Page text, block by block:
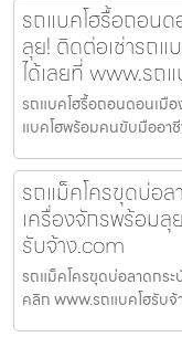
รถแบคโฮรื้อถอนด
ลุย! ติดต่อเช่ารถ
ได้เลยที่ www.รถ
รถแบคโฮรื้อถอนดอนเมือ
แบคโฮพร้อมคนขับมืออา
รถแม็คโครขุดบ่อล
เครื่องจักรพร้อม
รับจ้าง.com
รถแม็คโครขุดบ่อลาดกระ
คลิก www.รถแบคโฮรับ